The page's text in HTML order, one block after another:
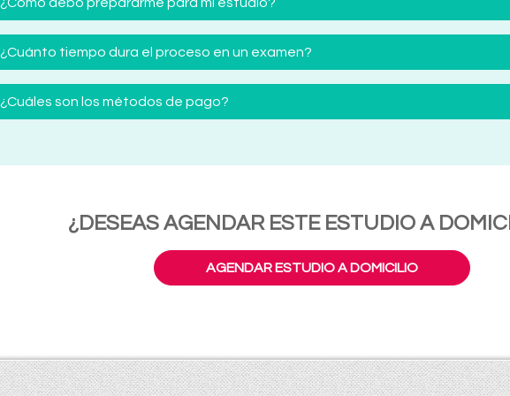
¿Cuánto tiempo dura el proceso en un examen?
¿Cuáles son los métodos de pago?
¿DESEAS AGENDAR ESTE ESTUDIO A
AGENDAR ESTUDIO A DOMICILIO